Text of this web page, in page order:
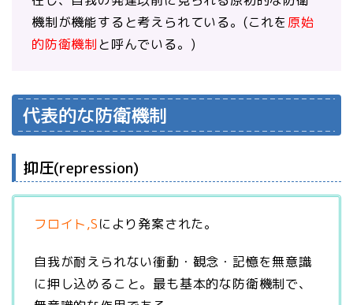
機制が機能すると考えられている。(これを 原始
的防衛機制と呼んでいる。)
代表的な防衛機制
抑圧(repression)
フロイト,Sにより発案された。
自我が耐えられない衝動・観念・記憶を無意識
に押し込めること。最も基本的な防衛機制で、